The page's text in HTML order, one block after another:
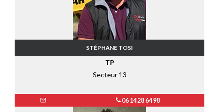
STÉPHANE TOSI
TP
Secteur 13
06 14 28 64 98